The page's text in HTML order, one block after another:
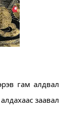
гам алдвал
заавал